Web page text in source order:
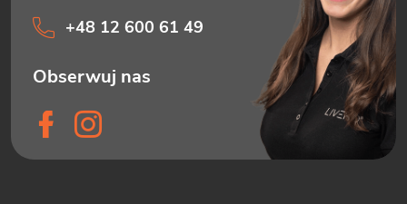
+48 12 600 61 49